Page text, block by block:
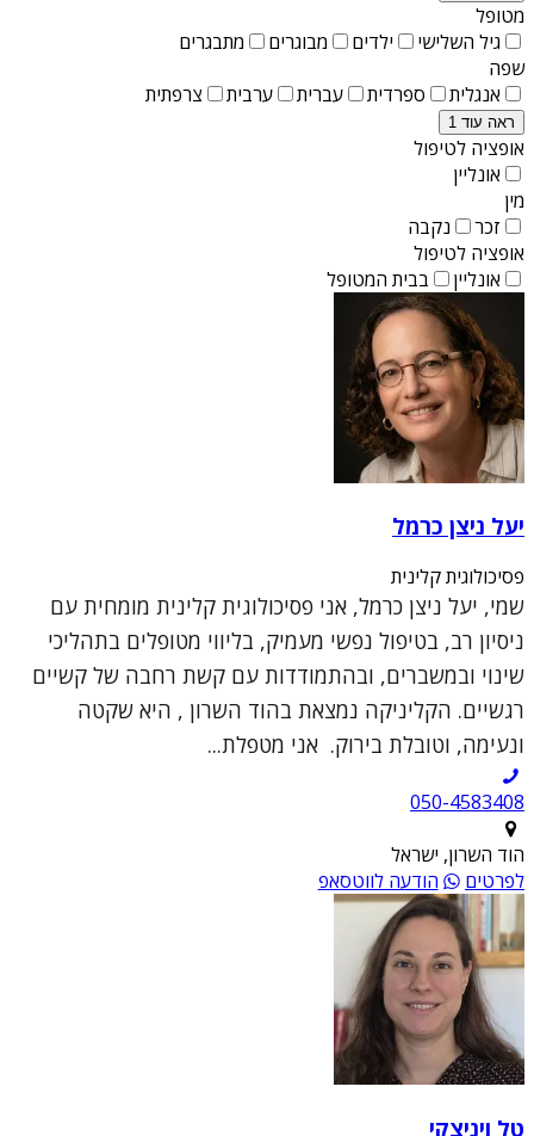
מטופל
גיל השלישי
ילדים מבוגרים
מתבגרים
שפה
אנגלית
ספרדית עברית ערבית צרפתית
ראה עוד 1
אופציה לטיפול
אונליין
מין
זכר
נקבה
אופציה לטיפול
אונליין
בבית המטופל
יעל ניצן כרמל
פסיכולוגית קלינית
שמי, יעל ניצן כרמל, אני פסיכולוגית קלינית מומחית עם
ניסיון רב, בטיפול נפשי מעמיק, בליווי מטופלים בתהליכי
שינוי ובמשברים, ובהתמודדות עם קשת רחבה של קשיים
רגשיים. הקליניקה נמצאת בהוד השרון , היא שקטה
ונעימה, וטובלת בירוק. אני מטפלת...
050-4583408
הוד השרון, ישראל
לפרטים
הודעה לווטסאפ
טל ויניצקי